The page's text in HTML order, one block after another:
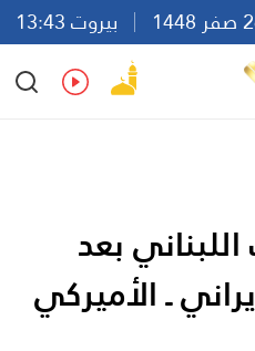
بيروت 13:43
Ar
En Fr Es
بعد
ـ الأميركي